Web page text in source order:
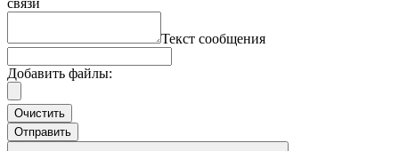
связи
Текст сообщения
Добавить файлы:
Очистить
Отправить